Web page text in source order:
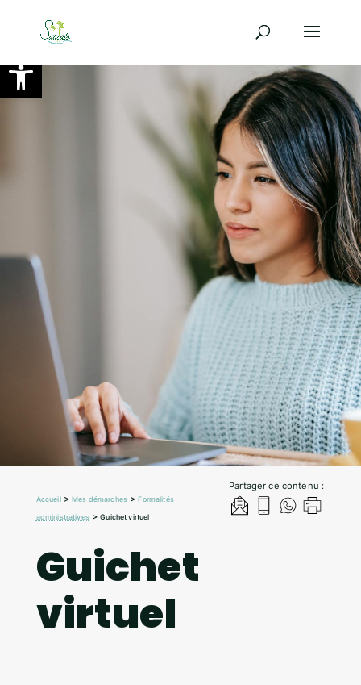
Ouvrir la barre d’outils
Partager ce contenu :
Accueil>Mes démarches >Formalités
administratives>Guichet virtuel
Guichet
virtuel